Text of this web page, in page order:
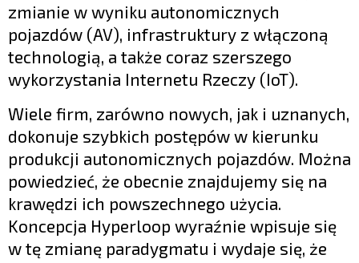
zmianie w wyniku autonomicznych
pojazdów (AV), infrastruktury z włączoną
technologią, a także coraz szerszego
wykorzystania Internetu Rzeczy (IoT).
Wiele firm, zarówno nowych, jak i uznanych,
dokonuje szybkich postępów w kierunku
produkcji autonomicznych pojazdów. Można
powiedzieć, że obecnie znajdujemy się na
krawędzi ich powszechnego użycia.
Koncepcja Hyperloop wyraźnie wpisuje się
w tę zmianę paradygmatu i wydaje się, że